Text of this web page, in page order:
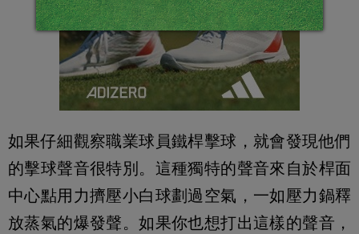
如果仔細觀察職業球員鐵桿擊球，就會發現他們
的擊球聲音很特別。這種獨特的聲音來自於桿面
中心點用力擠壓小白球劃過空氣，一如壓力鍋釋
放蒸氣的爆發聲。如果你也想打出這樣的聲音，